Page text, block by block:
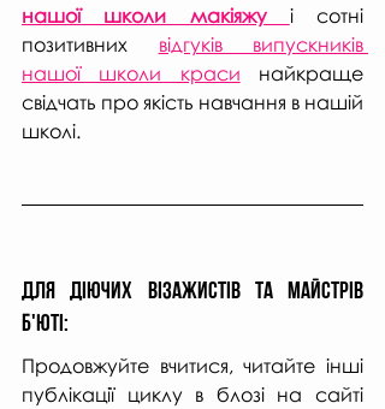
нашої школи макіяжу і сотні
позитивних відгуків випускників
нашої школи краси найкраще
свідчать про якість навчання в нашій
школі.
Для діючих візажистів та майстрів
б'юті:
Продовжуйте вчитися, читайте інші
публікації циклу в блозі на сайті